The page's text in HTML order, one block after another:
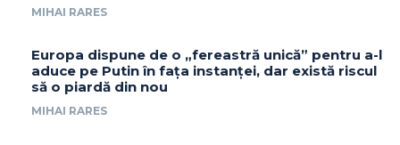
MIHAI RARES
Europa dispune de o „fereastră unică” pentru a-l
aduce pe Putin în fața instanței, dar există riscul
să o piardă din nou
MIHAI RARES